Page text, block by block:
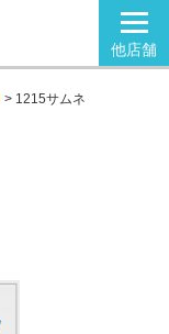
他店舗
> 1215サムネ